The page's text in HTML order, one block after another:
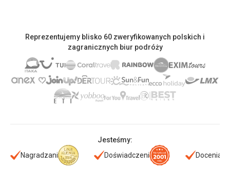
Reprezentujemy blisko 60 zweryfikowanych polskich i
zagranicznych biur podróży
Jesteśmy:
Nagradzani
Doświadczeni Doceniani